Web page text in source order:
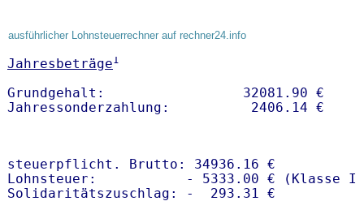
ausführlicher Lohnsteuerrechner auf rechner24.info
Jahresbeträge1
Grundgehalt:                 32081.90 €
steuerpflicht. Brutto: 34936.16 €
Lohnsteuer:           - 5333.00 € (Klasse I)
Solidaritätszuschlag: -  293.31 €